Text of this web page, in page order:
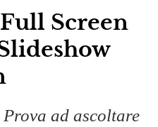
Media? Probabilmente
Politica? Il
Incrociate
Weddingad ascoltare